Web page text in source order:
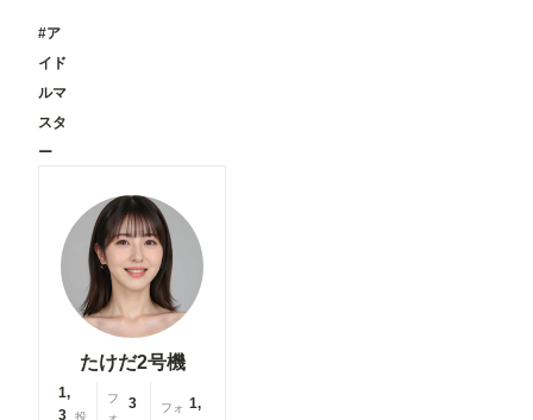
#ア
イド
ルマ
スタ
ー
たけだ2号機
1,
3
投
フ
ォ
3
フォ 1,